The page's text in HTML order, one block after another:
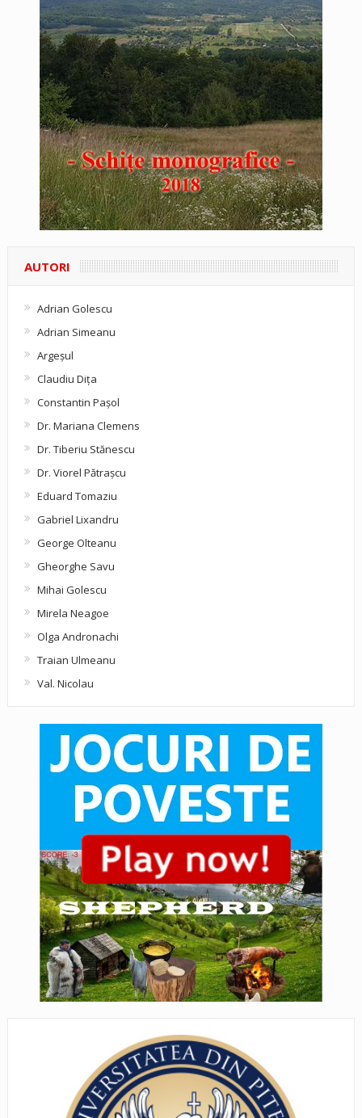
AUTORI
Adrian Golescu
Adrian Simeanu
Argeşul
Claudiu Diţa
Constantin Pașol
Dr. Mariana Clemens
Dr. Tiberiu Stănescu
Dr. Viorel Pătraşcu
Eduard Tomaziu
Gabriel Lixandru
George Olteanu
Gheorghe Savu
Mihai Golescu
Mirela Neagoe
Olga Andronachi
Traian Ulmeanu
Val. Nicolau